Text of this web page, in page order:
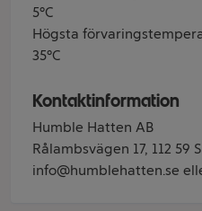
5°C
Högsta
35°C
Kontaktinformation
Humble Hatten AB
Rålambsvägen 17, 112 59
info@humblehatten.se